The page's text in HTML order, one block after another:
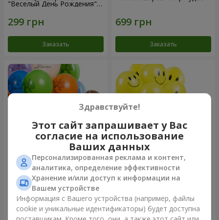
"Веселый День Рождения" -
Заказать Заказать
Коллекция шариков "День
рождения" (с Тедди)
Заказать
Коллекция шариков
"Смайлики" - 5 шариков
Заказать
Здравствуйте!
Этот сайт запрашивает у Вас
согласие на использование
Ваших данных
Персонализированная реклама и контент,
аналитика, определение эффективности
Хранение и/или доступ к информации на
Вашем устройстве
Информация с Вашего устройства (например, файлы
cookie и уникальные идентификаторы) будет доступна